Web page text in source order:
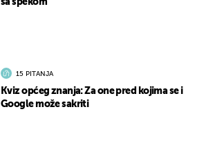
sa špekom
15 PITANJA
Kviz općeg znanja: Za one pred kojima se i
Google može sakriti